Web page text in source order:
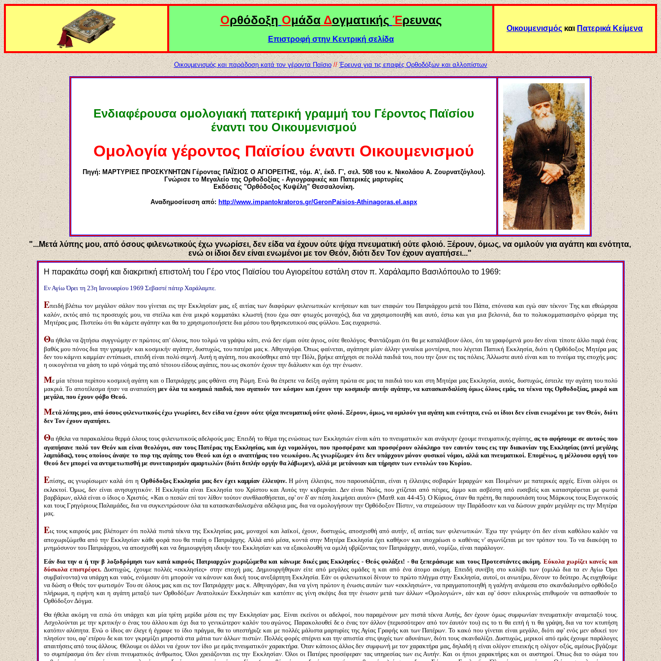
Ορθόδοξη ΟμάδαΔογματικής Έρευνας
Επιστροφή στην Κεντρική σελίδα
Οικουμενισμός και Πατερικά Κείμενα
Οικουμενισμός και παράδοση κατά τον γέροντα Παϊσιο // Έρευνα για τις επαφές Ορθοδόξων και αλλοπίστων
Ενδιαφέρουσα ομολογιακή πατερική γραμμή του Γέροντος Παϊσίου
έναντι του Οικουμενισμού
Ομολογία γέροντος Παϊσίου έναντι Οικουμενισμού
Πηγή: ΜΑΡΤΥΡΙΕΣ ΠΡΟΣΚΥΝΗΤΩΝ Γέροντας ΠΑΪΣΙΟΣ Ο ΑΓΙΟΡΕΙΤΗΣ, τόμ. Α', έκδ. Γ', σελ. 508 του κ. Νικολάου Α. Ζουρνατζόγλου).
Γνώρισε το Μεγαλείο της Ορθοδοξίας - Αγιογραφικές και Πατερικές μαρτυρίες
Εκδόσεις "Ορθόδοξος Κυψέλη" Θεσσαλονίκη.
Αναδημοσίευση από: http://www.impantokratoros.gr/GeronPaisios-Athinagoras.el.aspx
"...Μετά λύπης μου, από όσους φιλενωτικούς έχω γνωρίσει, δεν είδα να έχουν ούτε ψίχα πνευματική ούτε φλοιό. Ξέρουν, όμως, να ομιλούν για αγάπη και ενότητα,
ενώ οι ίδιοι δεν είναι ενωμένοι με τον Θεόν, διότι δεν Τον έχουν αγαπήσει..."
Η παρακάτω σοφή και διακριτική επιστολή του Γέρο ντος Παϊσίου του Αγιορείτου εστάλη στον π. Χαράλαμπο Βασιλόπουλο το 1969:
Εν Αγίω Όρει τη 23η Ιανουαρίου 1969 Σεβαστέ πάτερ Χαράλαμπε.
Επειδή βλέπω τον μεγάλον σάλον που γίνεται εις την Εκκλησίαν μας, εξ αιτίας των διαφόρων φιλενωτικών κινήσεων και των επαφών του Πατριάρχου μετά του Πάπα, επόνεσα και εγώ σαν τέκνον Της και εθεώρησα
καλόν, εκτός από τις προσευχές μου, να στείλω και ένα μικρό κομματάκι κλωστή (που έχω σαν φτωχός μοναχός), δια να χρησιμοποιηθή και αυτό, έστω και για μια βελονιά, δια το πολυκομματιασμένο φόρεμα της
Μητέρας μας. Πιστεύω ότι θα κάμετε αγάπην και θα το χρησιμοποιήσετε δια μέσου του θρησκευτικού σας φύλλου. Σας ευχαριστώ.
Θα ήθελα να ζητήσω συγγνώμην εν πρώτοις απ' όλους, που τολμώ να γράψω κάτι, ενώ δεν είμαι ούτε άγιος, ούτε θεολόγος. Φαντάζομαι ότι θα με καταλάβουν όλοι, ότι τα γραφόμενά μου δεν είναι τίποτε άλλο παρά ένας
βαθύς μου πόνος δια την γραμμήν και κοσμικήν αγάπην, δυστυχώς, του πατέρα μας κ. Αθηναγόρα. Όπως φαίνεται, αγάπησε μίαν άλλην γυναίκα μοντέρνα, που λέγεται Παπική Εκκλησία, διότι η Ορθόδοξος Μητέρα μας
δεν του κάμνει καμμίαν εντύπωσι, επειδή είναι πολύ σεμνή. Αυτή η αγάπη, που ακούσθηκε από την Πόλι, βρήκε απήχησι σε πολλά παιδιά του, που την ζουν εις τας πόλεις. Άλλωστε αυτό είναι και το πνεύμα της εποχής μας:
η οικογένεια να χάση το ιερό νόημά της από τέτοιου είδους αγάπες, που ως σκοπόν έχουν την διάλυσιν και όχι την ένωσιν.
Με μία τέτοια περίπου κοσμική αγάπη και ο Πατριάρχης μας φθάνει στη Ρώμη. Ενώ θα έπρεπε να δείξη αγάπη πρώτα σε μας τα παιδιά του και στη Μητέρα μας Εκκλησία, αυτός, δυστυχώς, έστειλε την αγάπη του πολύ
μακριά. Το αποτέλεσμα ήταν να αναπαύση μεν όλα τα κοσμικά παιδιά, που αγαπούν τον κόσμον και έχουν την κοσμικήν αυτήν αγάπην, να κατασκανδαλίση όμως όλους εμάς, τα τέκνα της Ορθοδοξίας, μικρά και
μεγάλα, που έχουν φόβο Θεού.
Μετά λύπης μου, από όσους φιλενωτικούς έχω γνωρίσει, δεν είδα να έχουν ούτε ψίχα πνευματική ούτε φλοιό. Ξέρουν, όμως, να ομιλούν για αγάπη και ενότητα, ενώ οι ίδιοι δεν είναι ενωμένοι με τον Θεόν, διότι
δεν Τον έχουν αγαπήσει.
Θα ήθελα να παρακαλέσω θερμά όλους τους φιλενωτικούς αδελφούς μας: Επειδή το θέμα της ενώσεως των Εκκλησιών είναι κάτι το πνευματικόν και ανάγκην έχουμε πνευματικής αγάπης, ας το αφήσουμε σε αυτούς που
αγαπήσανε πολύ τον Θεόν και είναι θεολόγοι, σαν τους Πατέρας της Εκκλησίας, και όχι νομολόγοι, που προσφέρανε και προσφέρουν ολόκληρο τον εαυτόν τους εις την διακονίαν της Εκκλησίας (αντί μεγάλης
λαμπάδας), τους οποίους άναψε το πυρ της αγάπης του Θεού και όχι ο αναπτήρας του νεωκόρου. Ας γνωρίζωμεν ότι δεν υπάρχουν μόνον φυσικοί νόμοι, αλλά και πνευματικοί. Επομένως, η μέλλουσα οργή του
Θεού δεν μπορεί να αντιμετωπισθή με συνεταιρισμόν αμαρτωλών (διότι διπλήν οργήν θα λάβωμεν), αλλά με μετάνοιαν και τήρησιν των εντολών του Κυρίου.
Επίσης, ας γνωρίσωμεν καλά ότι η Ορθόδοξος Εκκλησία μας δεν έχει καμμίαν έλλειψιν. Η μόνη έλλειψις, που παρουσιάζεται, είναι η έλλειψις σοβαρών Ιεραρχών και Ποιμένων με πατερικές αρχές. Είναι ολίγοι οι
εκλεκτοί. Όμως, δεν είναι ανησυχητικόν. Η Εκκλησία είναι Εκκλησία του Χρίστου και Αυτός την κυβερνάει. Δεν είναι Ναός, που χτίζεται από πέτρες, άμμο και ασβέστη από ευσεβείς και καταστρέφεται με φωτιά
βαρβάρων, αλλά είναι ο ίδιος ο Χριστός. «Και ο πεσών επί τον λίθον τούτον συνθλασθήσεται, εφ' ον δ' αν πέση λικμήσει αυτόν» (Ματθ. και 44-45). Ο Κύριος, όταν θα πρέπη, θα παρουσιάση τους Μάρκους τους Ευγενικούς
και τους Γρηγόριους Παλαμάδες, δια να συγκεντρώσουν όλα τα κατασκανδαλισμένα αδέλφια μας, δια να ομολογήσουν την Ορθόδοξον Πίστιν, να στερεώσουν την Παράδοσιν και να δώσουν χαράν μεγάλην εις την Μητέρα
μας.
Εις τους καιρούς μας βλέπομεν ότι πολλά πιστά τέκνα της Εκκλησίας μας, μοναχοί και λαϊκοί, έχουν, δυστυχώς, αποσχισθή από αυτήν, εξ αιτίας των φιλενωτικών. Έχω την γνώμην ότι δεν είναι καθόλου καλόν να
αποχωριζώμεθα από την Εκκλησίαν κάθε φορά που θα πταίη ο Πατριάρχης. Αλλά από μέσα, κοντά στην Μητέρα Εκκλησία έχει καθήκον και υποχρέωσι ο καθένας ν' αγωνίζεται με τον τρόπον του. Το να διακόψη το
μνημόσυνον του Πατριάρχου, να αποσχισθή και να δημιουργήση ιδικήν του Εκκλησίαν και να εξακολουθή να ομιλή υβρίζοντας τον Πατριάρχην, αυτό, νομίζω, είναι παράλογον.
Εάν δια την α ή την β λοξοδρόμησι των κατά καιρούς Πατριαρχών χωριζώμεθα και κάνωμε δικές μας Εκκλησίες - Θεός φυλάξει! - θα ξεπεράσωμε και τους Προτεστάντες ακόμη. Εύκολα χωρίζει κανείς και
δύσκολα επιστρέφει. Δυστυχώς, έχουμε πολλές «εκκλησίες» στην εποχή μας. Δημιουργήθηκαν είτε από μεγάλες ομάδες η και από ένα άτομο ακόμη. Επειδή συνέβη στο καλύβι των (ομιλώ δια τα εν Αγίω Όρει
συμβαίνοντα) να υπάρχη και ναός, ενόμισαν ότι μπορούν να κάνουν και δική τους ανεξάρτητη Εκκλησία. Εάν οι φιλενωτικοί δίνουν το πρώτο πλήγμα στην Εκκλησία, αυτοί, οι ανωτέρω, δίνουν το δεύτερο. Ας ευχηθούμε
να δώση ο Θεός τον φωτισμόν Του σε όλους μας και εις τον Πατριάρχην μας κ. Αθηναγόραν, δια να γίνη πρώτον η ένωσις αυτών των «εκκλησιών», να πραγματοποιηθή η γαλήνη ανάμεσα στο σκανδαλισμένο ορθόδοξο
πλήρωμα, η ειρήνη και η αγάπη μεταξύ των Ορθοδόξων Ανατολικών Εκκλησιών και κατόπιν ας γίνη σκέψις δια την ένωσιν μετά των άλλων «Ομολογιών», εάν και εφ' όσον ειλικρινώς επιθυμούν να ασπασθούν το
Ορθόδοξον Δόγμα.
Θα ήθελα ακόμη να ειπώ ότι υπάρχει και μία τρίτη μερίδα μέσα εις την Εκκλησίαν μας. Είναι εκείνοι οι αδελφοί, που παραμένουν μεν πιστά τέκνα Αυτής, δεν έχουν όμως συμφωνίαν πνευματικήν αναμεταξύ τους.
Ασχολούνται με την κριτικήν ο ένας του άλλου και όχι δια το γενικώτερον καλόν του αγώνος. Παρακολουθεί δε ο ένας τον άλλον (περισσότερον από τον έαυτόν του) εις το τι θα ειπή ή τι θα γράψη, δια να τον κτυπήση
κατόπιν αλύπητα. Ενώ ο ίδιος αν έλεγε ή έγραφε το ίδιο πράγμα, θα το υπεστήριζε και με πολλές μάλιστα μαρτυρίες της Αγίας Γραφής και των Πατέρων. Το κακό που γίνεται είναι μεγάλο, διότι αφ' ενός μεν αδικεί τον
πλησίον του, αφ' ετέρου δε και τον γκρεμίζει μπροστά στα μάτια των άλλων πιστών. Πολλές φορές σπέρνει και την απιστία στις ψυχές των αδυνάτων, διότι τους σκανδαλίζει. Δυστυχώς, μερικοί από εμάς έχουμε παράλογες
απαιτήσεις από τους άλλους. Θέλουμε οι άλλοι να έχουν τον ίδιο με εμάς πνευματικόν χαρακτήρα. Όταν κάποιος άλλος δεν συμφωνή με τον χαρακτήρα μας, δηλαδή η είναι ολίγον επιεικής η ολίγον οξύς, αμέσως βγάζομε
το συμπέρασμα ότι δεν είναι πνευματικός άνθρωπος. Όλοι χρειάζονται εις την Εκκλησίαν. Όλοι οι Πατέρες προσέφεραν τας υπηρεσίας των εις Αυτήν. Και οι ήπιοι χαρακτήρες και οι αυστηροί. Όπως δια το σώμα του